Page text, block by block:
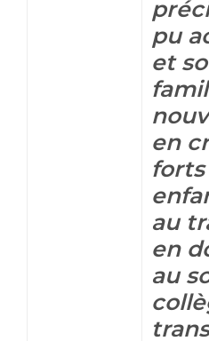
pu
et
en
au
en
au